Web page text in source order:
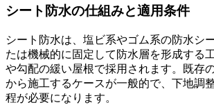
シート防水の仕組みと適用条件
シート防水は、塩ビ系やゴム系の防水シ
たは機械的に固定して防水層を形成する
や勾配の緩い屋根で採用されます。既存
から施工するケースが一般的で、下地調
程が必要になります。